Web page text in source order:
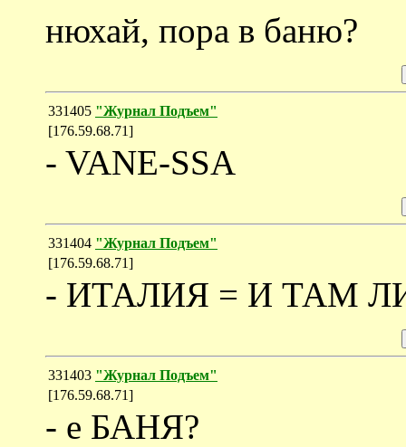
нюхай, пора в баню?
331405 "Журнал Подъем"
[176.59.68.71]
- VANE-SSA
331404 "Журнал Подъем"
[176.59.68.71]
- ИТАЛИЯ = И ТАМ
331403 "Журнал Подъем"
[176.59.68.71]
- е БАНЯ?